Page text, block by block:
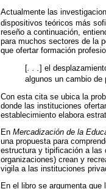
Actualmente las
dispositivos teóricos más
reseño a continuación,
para muchos sectores de la
que ofertar formación
[
] el
algunos un cambio de
Con esta cita se ubica la
donde las instituciones
establecimiento elabora
En Mercadización de la
una propuesta para
estructura y tipificación a las
organizaciones) crean y
vigila a las instituciones
En el libro se argumenta